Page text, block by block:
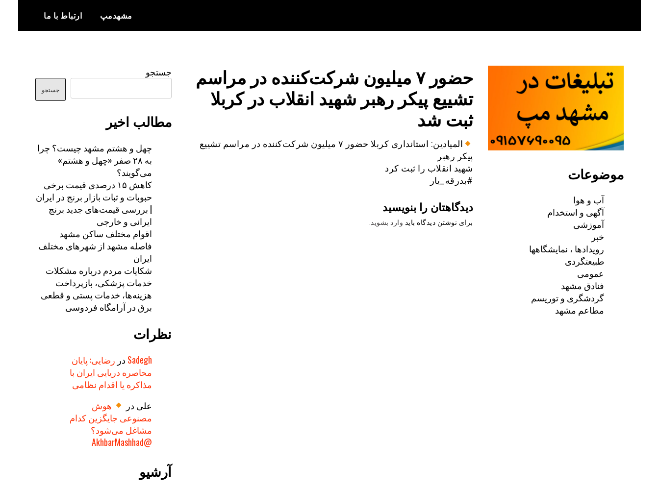
content
مشهدمپ ارتباط با ما
حضور ۷ میلیون شرکت‌کننده در مراسم
تشییع پیکر رهبر شهید انقلاب در کربلا
ثبت شد
المیادین: استانداری کربلا حضور ۷ میلیون شرکت‌کننده در مراسم تشییع
پیکر رهبر
شهید انقلاب را ثبت کرد
#بدرقه_یار
دیدگاهتان را بنویسید
برای نوشتن دیدگاه باید وارد بشوید
جستجو
جستجو
مطالب اخیر
چهل و هشتم مشهد چیست؟ چرا
به ۲۸ صفر «چهل و هشتم»
می‌گویند؟
کاهش ۱۵ درصدی قیمت برخی
حبوبات و ثبات بازار برنج در ایران
| بررسی قیمت‌های جدید برنج
ایرانی و خارجی
اقوام مختلف ساکن مشهد
فاصله مشهد از شهرهای مختلف
ایران
شکایات مردم درباره مشکلات
خدمات پزشکی، بازپرداخت
هزینه‌ها، خدمات پستی و قطعی
برق در آرامگاه فردوسی
نظرات
Sadegh در رضایی: پایان
محاصره دریایی ایران با
مذاکره یا اقدام نظامی
علی در
هوش
مصنوعی جایگزین کدام
مشاغل می‌شود؟
@AkhbarMashhad
آرشیو
موضوعات
آب و هوا
آگهی و استخدام
آموزشی
خبر
رویدادها ، نمایشگاهها
طبیعتگردی
عمومی
فنادق مشهد
گردشگری و توریسم
مطاعم مشهد